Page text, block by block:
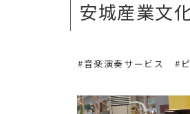
安城産業文
#音楽演奏サービス #